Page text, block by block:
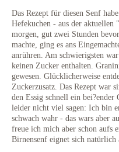
Das Rezept für diesen Senf
Hefekuchen - aus der aktuellen
morgen, gut zwei Stunden
machte, ging es ans
anrühren. Am schwierigsten
keinen Zucker enthalten.
gewesen. Glücklicherweise
Zuckerzusatz. Das Rezept war
den Essig schnell ein bei?ender
leider nicht viel sagen: Ich bin
schwach wahr - das wars aber
freue ich mich aber schon aufs
Birnensenf eignet sich natürlich